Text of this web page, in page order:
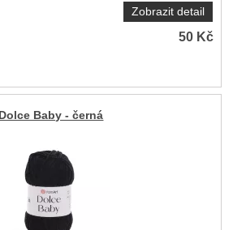
Zobrazit detail
50 Kč
Dolce Baby - černá